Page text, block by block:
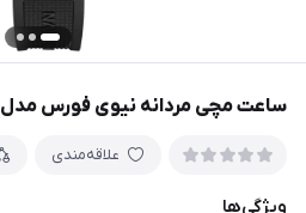
ساعت مچی مردانه نیوی فورس مدل NF9248 با بند سیلیکونی
علاقه‌مندی
ویژگی‌ها